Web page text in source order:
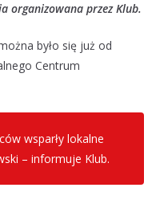
organizowana przez Klub.
było się już od
Centrum
wsparły lokalne
– informuje Klub.